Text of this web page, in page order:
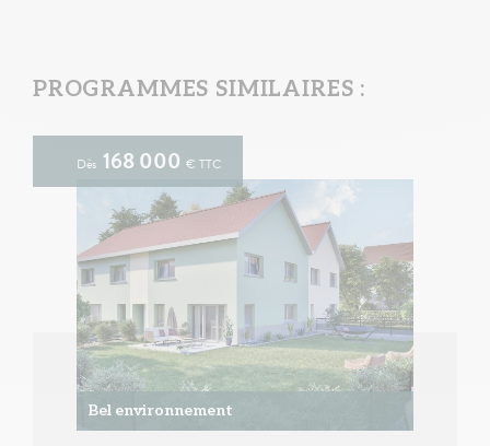
PROGRAMMES SIMILAIRES :
Dès 168 000 € TTC
Bel environnement